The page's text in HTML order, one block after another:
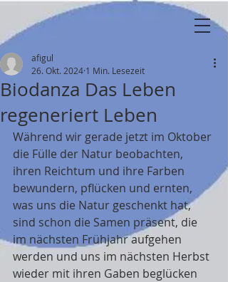
Biodanza Das Leben
regeneriert Leben
afigul
26. Okt. 2024 1 Min. Lesezeit
Während wir gerade jetzt im Oktober
die Fülle der Natur beobachten,
ihren Reichtum und ihre Farben
bewundern, pflücken und ernten,
was uns die Natur geschenkt hat,
sind schon die Samen präsent, die
im nächsten Frühjahr aufgehen
werden und uns im nächsten Herbst
wieder mit ihren Gaben beglücken